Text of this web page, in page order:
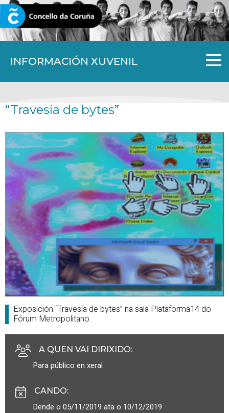
INFORMACIÓN XUVENIL
CORUNA.GAL
“Travesía de bytes”
Exposición “Travesía de bytes” na sala Plataforma14 do
Fórum Metropolitano.
A QUEN VAI DIRIXIDO:
Para público en xeral
CANDO:
Dende o 05/11/2019 ata o 10/12/2019